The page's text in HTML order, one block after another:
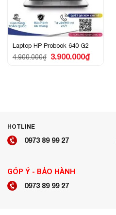
Laptop HP Probook 640 G2
4.900.000₫
Giá
gốc
3.900.000₫Giá
hiện
HOTLINE
0973 89 99 27
GÓP Ý - BẢO HÀNH
0973 89 99 27